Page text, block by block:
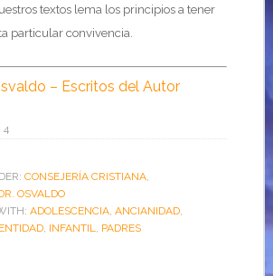
textos lema los principios a tener
particular convivencia.
– Escritos del Autor
4
CONSEJERÍA CRISTIANA,
OSVALDO
ADOLESCENCIA, ANCIANIDAD,
, INFANTIL, PADRES